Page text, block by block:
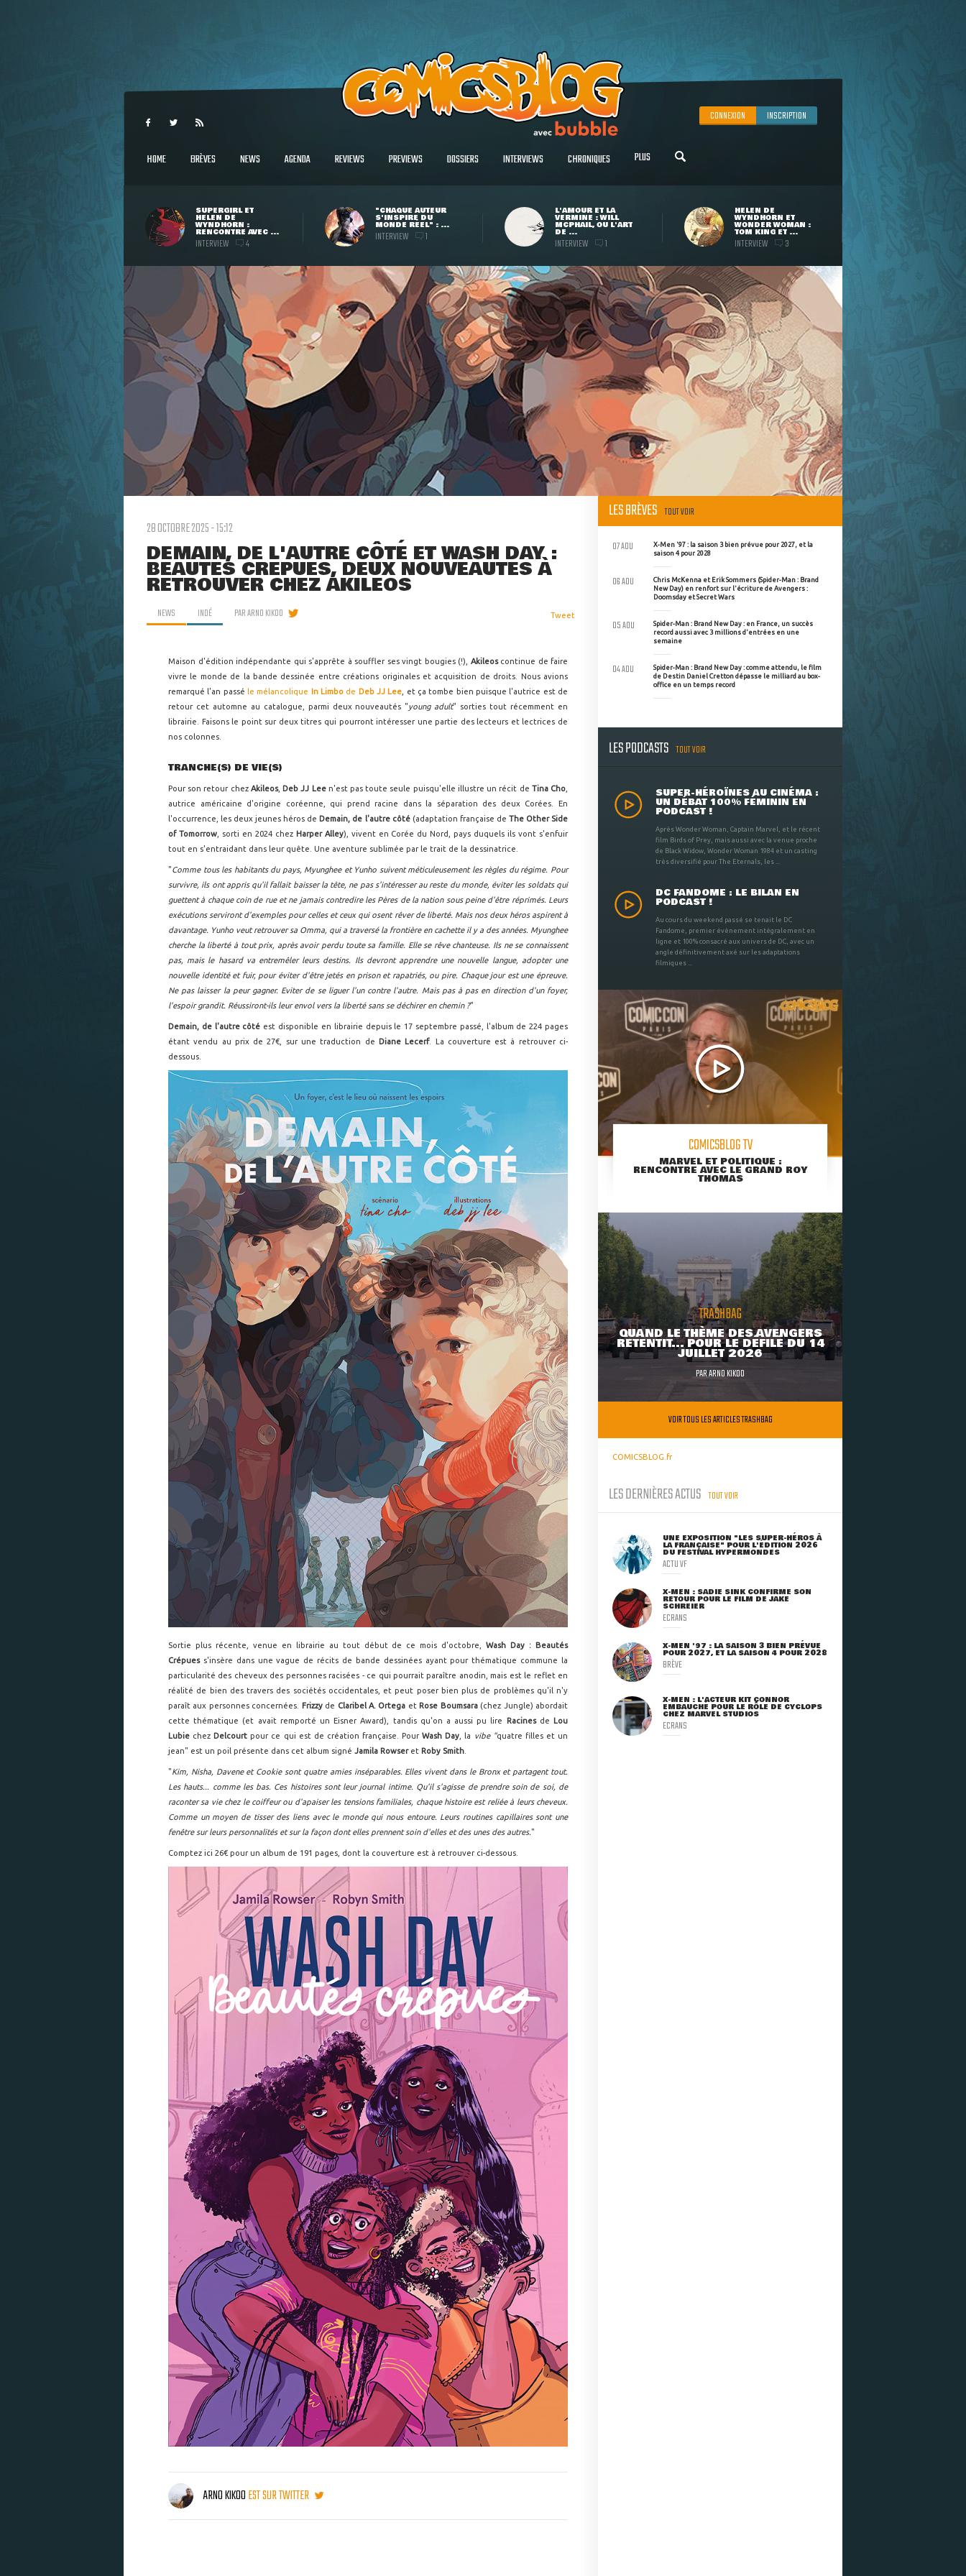
CONNEXION INSCRIPTION
HOME BRÈVES NEWS AGENDA REVIEWS PREVIEWS DOSSIERS INTERVIEWS CHRONIQUES PLUS
SUPERGIRL ET
HELEN DE
WYNDHORN :
RENCONTRE AVEC ...
INTERVIEW 4
"CHAQUE AUTEUR
S'INSPIRE DU
MONDE RÉEL" : ...
INTERVIEW 1
L'AMOUR ET LA
VERMINE : WILL
MCPHAIL, OU L'ART
DE ...
INTERVIEW 1
HELEN DE
WYNDHORN ET
WONDER WOMAN :
TOM KING ET ...
INTERVIEW 3
28 OCTOBRE 2025 - 15:12
DEMAIN, DE L'AUTRE CÔTÉ ET WASH DAY :
BEAUTÉS CRÉPUES, DEUX NOUVEAUTÉS À
RETROUVER CHEZ AKILÉOS
NEWS INDÉ PARARNO KIKOO Tweet
Maison d'édition indépendante qui s'apprête à souffler ses vingt bougies (!), Akileos continue de faire
vivre le monde de la bande dessinée entre créations originales et acquisition de droits. Nous avions
remarqué l'an passé le mélancolique In Limbo de Deb JJ Lee , et ça tombe bien puisque l'autrice est de
retour cet automne au catalogue, parmi deux nouveautés "young adult" sorties tout récemment en
librairie. Faisons le point sur deux titres qui pourront intéresser une partie des lecteurs et lectrices de
nos colonnes.
TRANCHE(S) DE VIE(S)
Pour son retour chez Akileos, Deb JJ Lee n'est pas toute seule puisqu'elle illustre un récit de Tina Cho
autrice américaine d'origine coréenne, qui prend racine dans la séparation des deux Corées. En
l'occurrence, les deux jeunes héros de Demain, de l'autre côté (adaptation française de The Other Side
of Tomorrow, sorti en 2024 chez Harper Alley), vivent en Corée du Nord, pays duquels ils vont s'enfuir
tout en s'entraidant dans leur quête. Une aventure sublimée par le trait de la dessinatrice.
"Comme tous les habitants du pays, Myunghee et Yunho suivent méticuleusement les règles du régime. Pour
survivre, ils ont appris qu'il fallait baisser la tête, ne pas s'intéresser au reste du monde, éviter les soldats qui
guettent à chaque coin de rue et ne jamais contredire les Pères de la nation sous peine d'être réprimés. Leurs
exécutions serviront d'exemples pour celles et ceux qui osent rêver de liberté. Mais nos deux héros aspirent à
davantage. Yunho veut retrouver sa Omma, qui a traversé la frontière en cachette il y a des années. Myunghee
cherche la liberté à tout prix, après avoir perdu toute sa famille. Elle se rêve chanteuse. Ils ne se connaissent
pas, mais le hasard va entremêler leurs destins. Ils devront apprendre une nouvelle langue, adopter une
nouvelle identité et fuir, pour éviter d'être jetés en prison et rapatriés, ou pire. Chaque jour est une épreuve.
Ne pas laisser la peur gagner. Eviter de se liguer l'un contre l'autre. Mais pas à pas en direction d'un foyer,
l'espoir grandit. Réussiront-ils leur envol vers la liberté sans se déchirer en chemin ?"
Demain, de l'autre côté est disponible en librairie depuis le 17 septembre passé, l'album de 224 pages
étant vendu au prix de 27€, sur une traduction de
Diane Lecerf. La couverture est à retrouver ci-
dessous.
Sortie plus récente, venue en librairie au tout début de ce mois d'octobre,Wash Day : Beautés
Crépues s'insère dans une vague de récits de bande dessinées ayant pour thématique commune la
particularité des cheveux des personnes racisées - ce qui pourrait paraître anodin, mais est le reflet en
réalité de bien des travers des sociétés occidentales, et peut poser bien plus de problèmes qu'il n'y
paraît aux personnes concernées.
Frizzy de Claribel A. Ortega et Rose Boumsara (chez Jungle) abordait
cette thématique (et avait remporté un Eisner Award), tandis qu'on a aussi pu lire
Racines de Lou
Lubie chez Delcourt pour ce qui est de création française. PourWash Day , la vibe "quatre filles et un
jean" est un poil présente dans cet album signé Jamila Rowser et Roby Smith
"Kim, Nisha, Davene et Cookie sont quatre amies inséparables. Elles vivent dans le Bronx et partagent tout.
Les hauts... comme les bas. Ces histoires sont leur journal intime. Qu'il s'agisse de prendre soin de soi, de
raconter sa vie chez le coiffeur ou d'apaiser les tensions familiales, chaque histoire est reliée à leurs cheveux.
Comme un moyen de tisser des liens avec le monde qui nous entoure. Leurs routines capillaires sont une
fenêtre sur leurs personnalités et sur la façon dont elles prennent soin d'elles et des unes des autres."
Comptez ici 26€ pour un album de 191 pages, dont la couverture est à retrouver ci-dessous.
ARNO KIKOOEST SUR TWITTER
LES BRÈVES TOUT VOIR
X-Men '97 : la saison 3 bien prévue pour 2027, et la
saison 4 pour 2028
07 AOU
Chris McKenna et Erik Sommers (Spider-Man : Brand
New Day) en renfort sur l'écriture de Avengers :
Doomsday et Secret Wars
06 AOU
Spider-Man : Brand New Day : en France, un succès
record aussi avec 3 millions d'entrées en une
semaine
05 AOU
Spider-Man : Brand New Day : comme attendu, le film
de Destin Daniel Cretton dépasse le milliard au box-
office en un temps record
04 AOU
LES PODCASTS TOUT VOIR
SUPER-HÉROÏNES AU CINÉMA :
UN DÉBAT 100% FÉMININ EN
PODCAST !
Après Wonder Woman, Captain Marvel, et le récent
film Birds of Prey, mais aussi avec la venue proche
de Black Widow, Wonder Woman 1984 et un casting
très diversifié pour The Eternals, les ...
DC FANDOME : LE BILAN EN
PODCAST !
Au cours du weekend passé se tenait le DC
Fandome, premier évènement intégralement en
ligne et 100% consacré aux univers de DC, avec un
angle définitivement axé sur les adaptations
filmiques ...
COMICSBLOG TV
MARVEL ET POLITIQUE :
RENCONTRE AVEC LE GRAND ROY
THOMAS
TRASHBAG
QUAND LE THÈME DES AVENGERS
RETENTIT... POUR LE DÉFILÉ DU 14
JUILLET 2026
PARARNO KIKOO
VOIR TOUS LES ARTICLES TRASHBAG
COMICSBLOG.fr
LES DERNIÈRES ACTUS TOUT VOIR
UNE EXPOSITION "LES SUPER-HÉROS À
LA FRANÇAISE" POUR L'ÉDITION 2026
DU FESTIVAL HYPERMONDES
ACTU VF
X-MEN : SADIE SINK CONFIRME SON
RETOUR POUR LE FILM DE JAKE
SCHREIER
ECRANS
X-MEN '97 : LA SAISON 3 BIEN PRÉVUE
POUR 2027, ET LA SAISON 4 POUR 2028
BRÈVE
X-MEN : L'ACTEUR KIT CONNOR
EMBAUCHÉ POUR LE RÔLE DE CYCLOPS
CHEZ MARVEL STUDIOS
ECRANS